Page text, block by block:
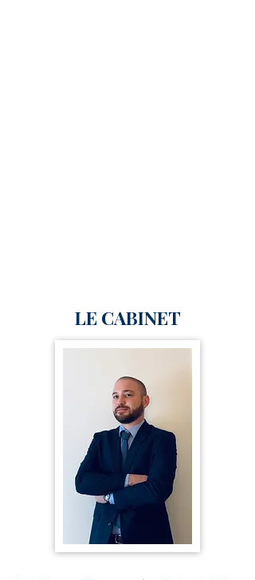
LE CABINET